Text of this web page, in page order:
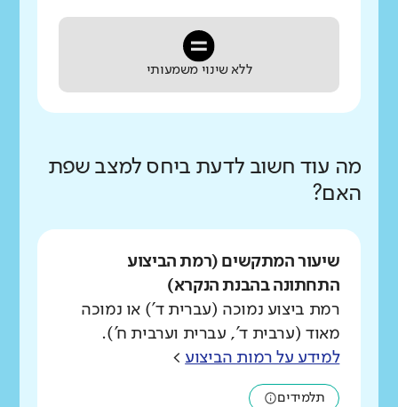
ללא שינוי משמעותי
מה עוד חשוב לדעת ביחס למצב שפת
האם?
שיעור המתקשים (רמת הביצוע
התחתונה בהבנת הנקרא)
רמת ביצוע נמוכה (עברית ד') או נמוכה
מאוד (ערבית ד', עברית וערבית ח').
למידע על רמות הביצוע >
תלמידים